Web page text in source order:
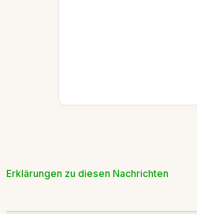
Erklärungen zu diesen Nachrichten